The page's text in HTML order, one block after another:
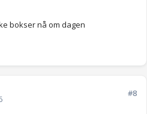
bokser nå om dagen
#8